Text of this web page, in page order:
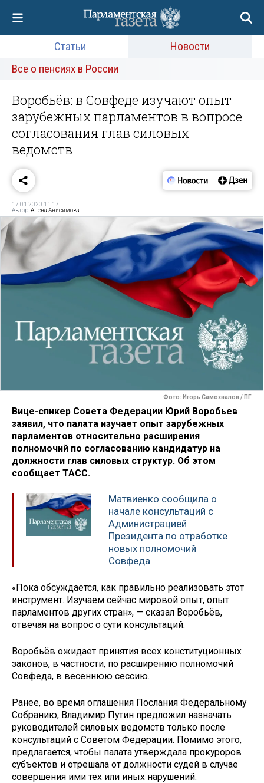
Статьи
Новости
Все о пенсиях в России
Воробьёв: в Совфеде изучают опыт
зарубежных парламентов в вопросе
согласования глав силовых
ведомств
17.01.2020 11:17
Автор:Алёна Анисимова
Фото: Игорь Самохвалов / ПГ
Вице-спикер Совета Федерации Юрий Воробьев
заявил, что палата изучает опыт зарубежных
парламентов относительно расширения
полномочий по согласованию кандидатур на
должности глав силовых структур. Об этом
сообщает ТАСС.
Матвиенко сообщила о
начале консультаций с
Администрацией
Президента по отработке
новых полномочий
Совфеда
«Пока обсуждается, как правильно реализовать этот
инструмент. Изучаем сейчас мировой опыт, опыт
парламентов других стран», — сказал Воробьёв,
отвечая на вопрос о сути консультаций.
Воробьёв ожидает принятия всех конституционных
законов, в частности, по расширению полномочий
Совфеда, в весеннюю сессию.
Ранее, во время оглашения Послания Федеральному
Собранию, Владимир Путин предложил назначать
руководителей силовых ведомств только после
консультаций с Советом Федерации. Помимо этого,
предлагается, чтобы палата утверждала прокуроров
субъектов и отрешала от должности судей в случае
совершения ими тех или иных нарушений.